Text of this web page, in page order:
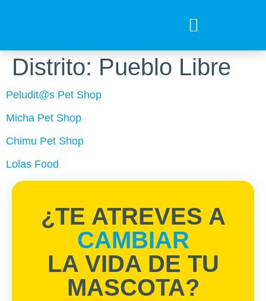
Distrito: Pueblo Libre
Peludit@s Pet Shop
Micha Pet Shop
Chimu Pet Shop
Lolas Food
¿TE ATREVES A
CAMBIAR
LA VIDA DE TU
MASCOTA?